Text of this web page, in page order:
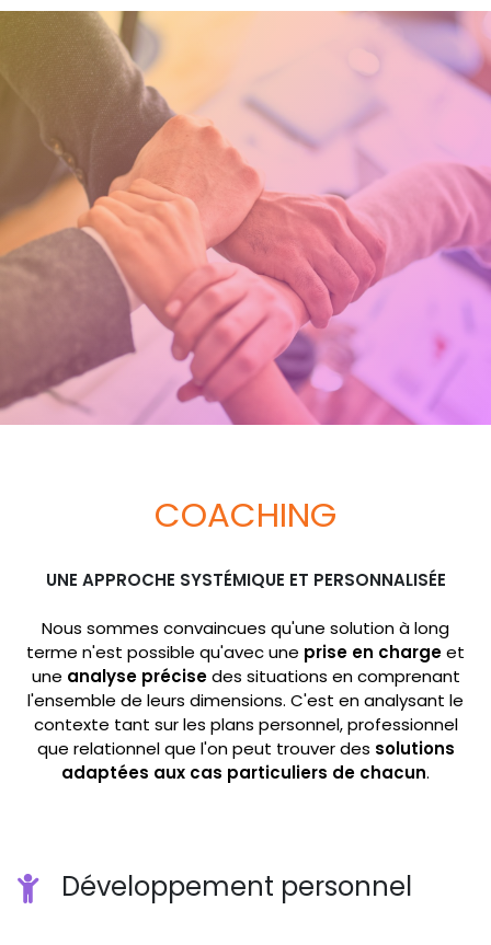
COACHING
UNE APPROCHE SYSTÉMIQUE ET PERSONNALISÉE
Nous sommes convaincues qu'une solution à long
terme n'est possible qu'avec une prise en chargeet
une analyse précisedes situations en comprenant
l'ensemble de leurs dimensions. C'est en analysant le
contexte tant sur les plans personnel, professionnel
que relationnel que l'on peut trouver des solutions
adaptées aux cas particuliers de chacun.
Développement personnel